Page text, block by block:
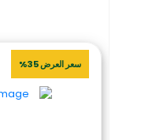
سعر العرض 35%